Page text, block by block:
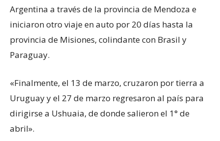
Argentina a través de la provincia de Mendoza e
iniciaron otro viaje en auto por 20 días hasta la
provincia de Misiones, colindante con Brasil y
Paraguay.
«Finalmente, el 13 de marzo, cruzaron por tierra a
Uruguay y el 27 de marzo regresaron al país para
dirigirse a Ushuaia, de donde salieron el 1° de
abril».